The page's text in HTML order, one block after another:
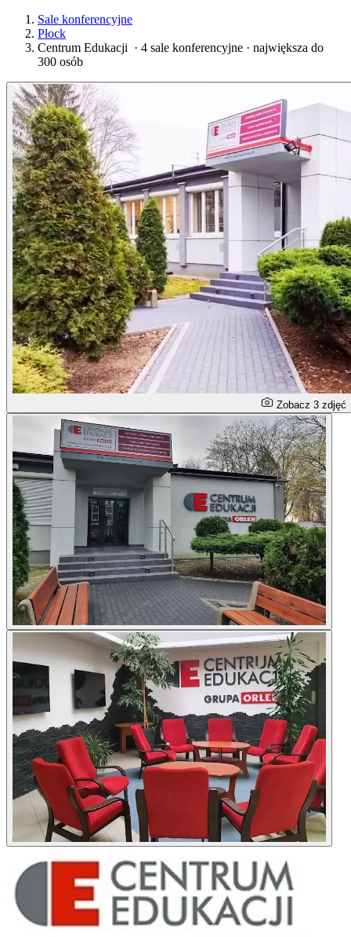
Sale konferencyjne
Płock
Centrum Edukacji ​ · 4 sale konferencyjne · największa do
300 osób
Zobacz 3 zdjęć